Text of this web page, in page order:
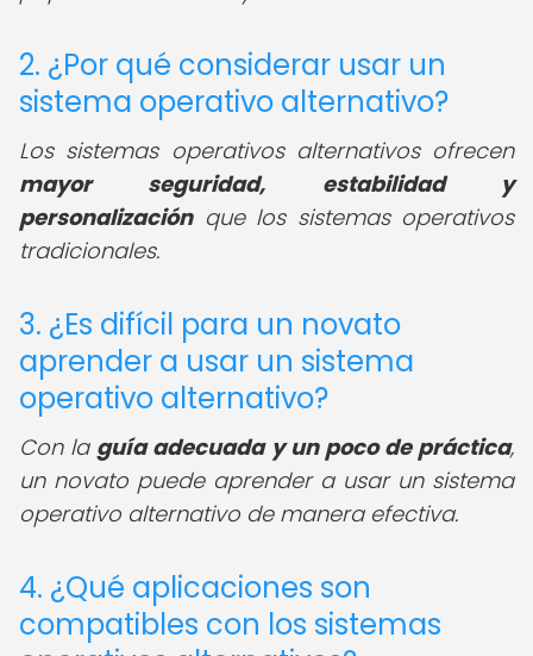
2. ¿Por qué considerar usar un
sistema operativo alternativo?
Los sistemas operativos alternativos ofrecen
mayor seguridad, estabilidad y
personalizaciónque los sistemas operativos
tradicionales.
3. ¿Es difícil para un novato
aprender a usar un sistema
operativo alternativo?
Con la guía adecuada y un poco de práctica,
un novato puede aprender a usar un sistema
operativo alternativo de manera efectiva.
4. ¿Qué aplicaciones son
compatibles con los sistemas